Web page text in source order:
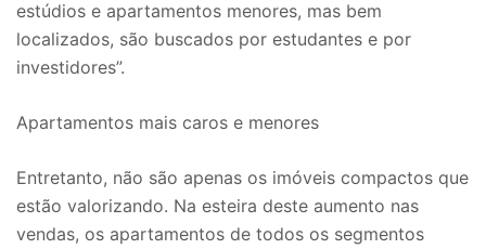
estúdios e apartamentos menores, mas bem
localizados, são buscados por estudantes e por
investidores”.
Apartamentos mais caros e menores
Entretanto, não são apenas os imóveis compactos que
estão valorizando. Na esteira deste aumento nas
vendas, os apartamentos de todos os segmentos